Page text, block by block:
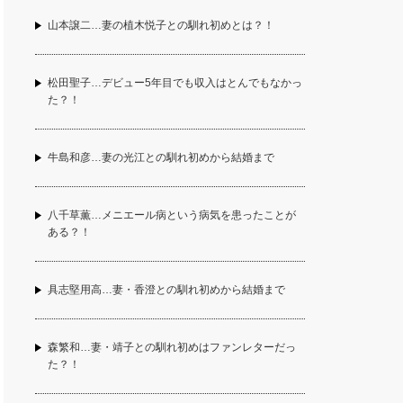
山本譲二…妻の植木悦子との馴れ初めとは？！
松田聖子…デビュー5年目でも収入はとんでもなかっ
た？！
牛島和彦…妻の光江との馴れ初めから結婚まで
八千草薫…メニエール病という病気を患ったことが
ある？！
具志堅用高…妻・香澄との馴れ初めから結婚まで
森繁和…妻・靖子との馴れ初めはファンレターだっ
た？！